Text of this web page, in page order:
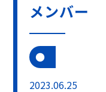
メンバー
2023.06.25